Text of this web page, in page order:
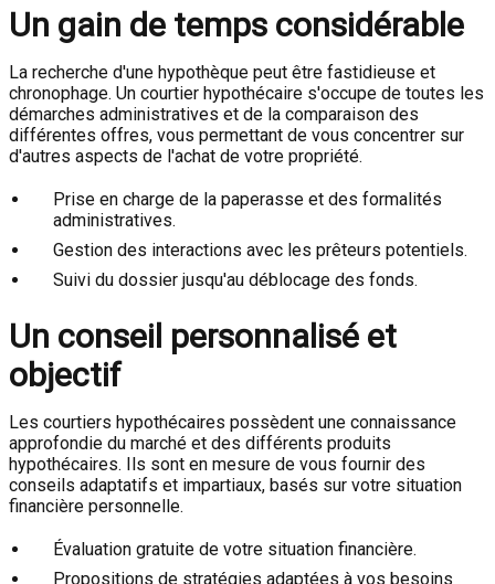
Un gain de temps considérable
La recherche d'une hypothèque peut être fastidieuse et
chronophage. Un courtier hypothécaire s'occupe de toutes les
démarches administratives et de la comparaison des
différentes offres, vous permettant de vous concentrer sur
d'autres aspects de l'achat de votre propriété.
Prise en charge de la paperasse et des formalités
administratives.
Gestion des interactions avec les prêteurs potentiels.
Suivi du dossier jusqu'au déblocage des fonds.
Un conseil personnalisé et
objectif
Les courtiers hypothécaires possèdent une connaissance
approfondie du marché et des différents produits
hypothécaires. Ils sont en mesure de vous fournir des
conseils adaptatifs et impartiaux, basés sur votre situation
financière personnelle.
Évaluation gratuite de votre situation financière.
Propositions de stratégies adaptées à vos besoins